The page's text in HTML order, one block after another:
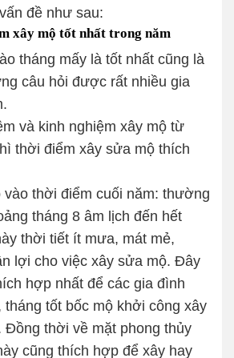
đề như sau:
xây mộ tốt nhất trong năm
tháng mấy là tốt nhất cũng là
câu hỏi được rất nhiều gia
và kinh nghiệm xây mộ từ
thời điểm xây sửa mộ thích
vào thời điểm cuối năm: thường
tháng 8 âm lịch đến hết
thời tiết ít mưa, mát mẻ,
lợi cho việc xây sửa mộ. Đây
hợp nhất để các gia đình
tháng tốt bốc mộ khởi công xây
Đồng thời về mặt phong thủy
cũng thích hợp để xây hay